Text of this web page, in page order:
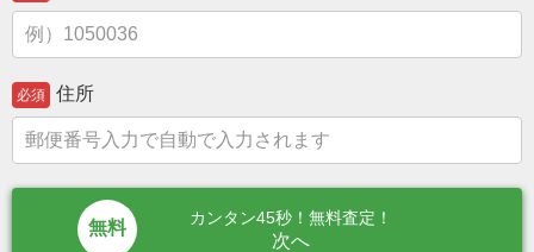
必須 住所
カンタン45秒！無料査定！
次へ